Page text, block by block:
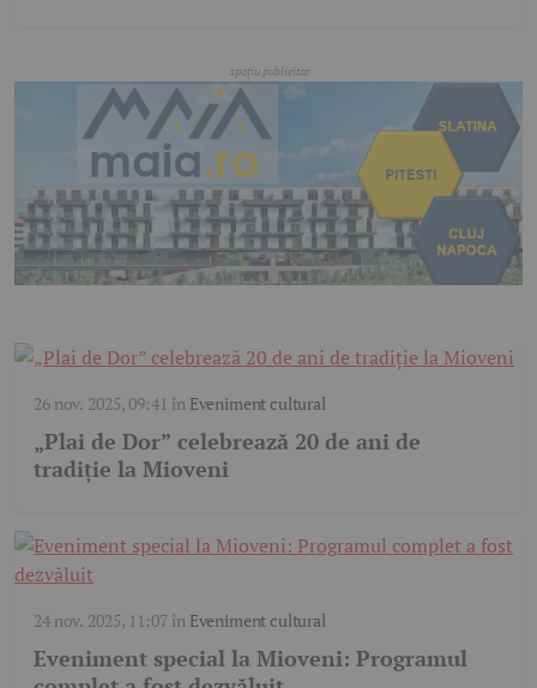
26 nov. 2025, 09:41 în Eveniment cultural
„Plai de Dor” celebrează 20 de ani de
tradiție la Mioveni
24 nov. 2025, 11:07în Eveniment cultural
Eveniment special la Mioveni: Programul